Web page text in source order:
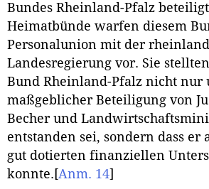
Bundes Rheinland-Pfalz
Heimatbünde warfen diesem
Personalunion mit der
Landesregierung vor. Sie
Bund Rheinland-Pfalz nicht nur
maßgeblicher Beteiligung von
Becher und
entstanden sei, sondern dass er
gut dotierten finanziellen
konnte. [Anm. 14]